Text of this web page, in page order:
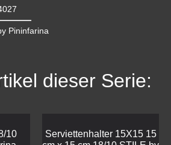
Pininfarina
dieser Serie:
10
Serviettenhalter 15X15 15